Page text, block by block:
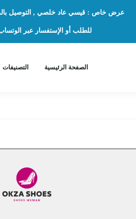
عرض خاص : قيسي عاد خلصي , التوصيل
للطلب أو الإستفسار عبر
الصفحة الرئيسية التصنيفات